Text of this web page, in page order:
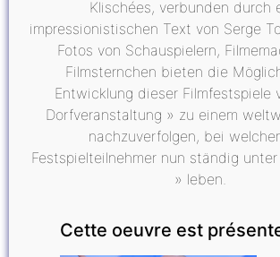
Klischées, verbunden durch
impressionistischen Text von Serge
Fotos von Schauspielern,
Filmsternchen bieten die
Entwicklung dieser Filmfestspiele
Dorfveranstaltung » zu einem
nachzuverfolgen, bei
Festspielteilnehmer nun ständig
» leben.
Cette oeuvre est